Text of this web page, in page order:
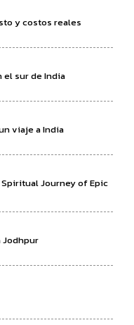
y costos reales
el sur de India
viaje a India
Spiritual Journey of Epic
Jodhpur